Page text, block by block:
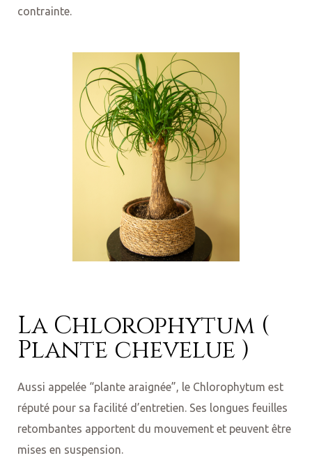
contrainte.
La Chlorophytum (
Plante chevelue )
Aussi appelée “plante araignée”, le Chlorophytum est
réputé pour sa facilité d’entretien. Ses longues feuilles
retombantes apportent du mouvement et peuvent être
mises en suspension.